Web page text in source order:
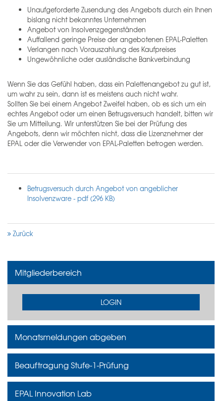
Unaufgeforderte Zusendung des Angebots durch ein Ihnen
bislang nicht bekanntes Unternehmen
Angebot von Insolvenzgegenständen
Auffallend geringe Preise der angebotenen EPAL-Paletten
Verlangen nach Vorauszahlung des Kaufpreises
Ungewöhnliche oder ausländische Bankverbindung
Wenn Sie das Gefühl haben, dass ein Palettenangebot zu gut ist,
um wahr zu sein, dann ist es meistens auch nicht wahr.
Sollten Sie bei einem Angebot Zweifel haben, ob es sich um ein
echtes Angebot oder um einen Betrugsversuch handelt, bitten wir
Sie um Mitteilung. Wir unterstützen Sie bei der Prüfung des
Angebots, denn wir möchten nicht, dass die Lizenznehmer der
EPAL oder die Verwender von EPAL-Paletten betrogen werden.
Betrugsversuch durch Angebot von angeblicher
Insolvenzware - pdf (296 KB)
Zurück
Mitgliederbereich
LOGIN
Monatsmeldungen abgeben
Beauftragung Stufe-1-Prüfung
EPAL Innovation Lab